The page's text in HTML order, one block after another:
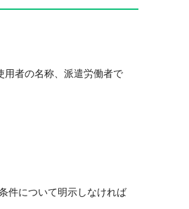
用者の名称、派遣労働者で
件について明示しなければ